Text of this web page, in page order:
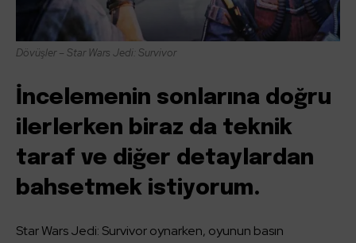
Dövüşler – Star Wars Jedi: Survivor
İncelemenin sonlarına doğru
ilerlerken biraz da teknik
taraf ve diğer detaylardan
bahsetmek istiyorum.
Star Wars Jedi: Survivor oynarken, oyunun basın